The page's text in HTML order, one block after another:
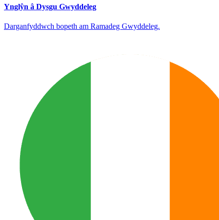
Ynglŷn â Dysgu Gwyddeleg
Darganfyddwch bopeth am Ramadeg Gwyddeleg.